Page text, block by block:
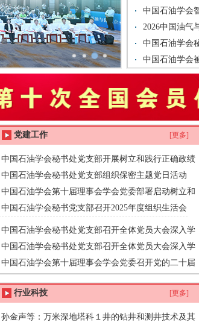
中国石油学会
2026中国油气
中国石油学会
中国石油学会
秀单位
党建工作 [更多]
中国石油学会秘书处党支部开展树立和践行正确政绩
学习教育专题党课
中国石油学会秘书处党支部组织保密主题党日活动
中国石油学会第十届理事会学会党委部署启动树立和
行正确政绩观学习教育
中国石油学会秘书党支部召开2025年度组织生活会
中国石油学会秘书处党支部召开全体党员大会深入学
贯彻习近平总书记对全面依法治国工作作出的重要指
和中央全面依法治国工作会议精神
中国石油学会秘书处党支部召开全体党员大会深入学
贯彻党的二十届四中全会精神
中国石油学会第十届理事会学会党委召开党的二十届
行业科技 [更多]
孙金声等：万米深地塔科１井的钻井和测井技术及其